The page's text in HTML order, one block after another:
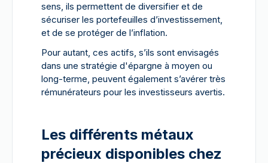
sens, ils permettent de diversifier et de
sécuriser les portefeuilles d’investissement,
et de se protéger de l’inflation.
Pour autant, ces actifs, s’ils sont envisagés
dans une stratégie d'épargne à moyen ou
long-terme, peuvent également s’avérer très
rémunérateurs pour les investisseurs avertis.
Les différents métaux
précieux disponibles chez